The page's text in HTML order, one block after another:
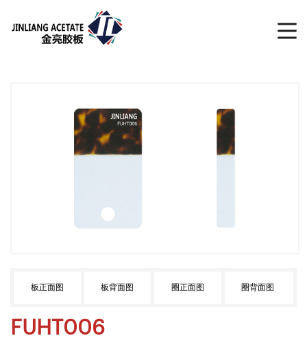
板正面图 板背面图 圈正面图 圈背面图
FUHT006